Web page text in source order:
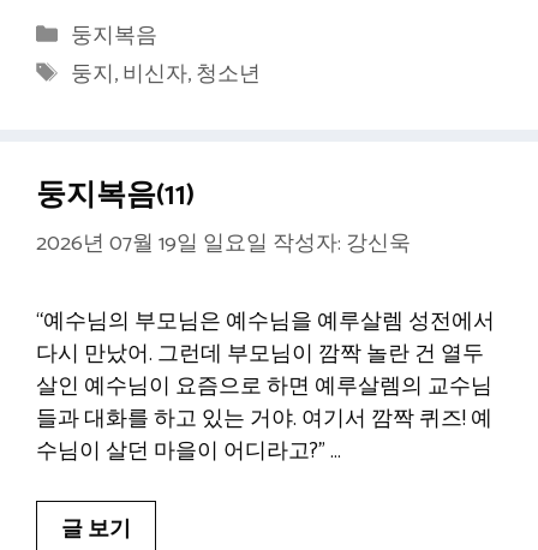
카
테
고
둥지복음
태
둥지,비신자,청소년
둥지복음(11)
2026년 07월 19일 일요일 작성자: 강신욱
“예수님의 부모님은 예수님을 예루살렘 성전에서
다시 만났어. 그런데 부모님이 깜짝 놀란 건 열두
살인 예수님이 요즘으로 하면 예루살렘의 교수님
들과 대화를 하고 있는 거야. 여기서 깜짝 퀴즈! 예
수님이 살던 마을이 어디라고?” …
글 보기